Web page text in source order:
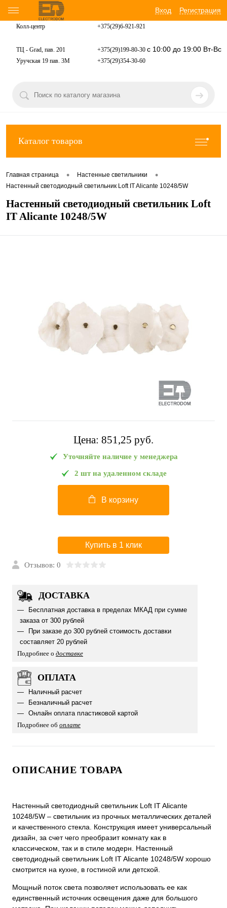
Вход Регистрация
Колл-центр +375(29)6-921-921
ТЦ - Grad, пав. 201 +375(29)199-80-30 с 10:00 до 19:00 Вт-Вс
Уручская 19 пав. 3М +375(29)354-30-60
Каталог товаров
Главная страница • Настенные светильники •
Настенный светодиодный светильник Loft IT Alicante 10248/5W
Настенный светодиодный светильник Loft
IT Alicante 10248/5W
Цена: 851,25 pуб.
Уточняйте наличие у менеджера
2 шт на удаленном складе
В корзину
Купить в 1 клик
Отзывов: 0
ДОСТАВКА
Бесплатная доставка в пределах МКАД при сумме
заказа от 300 рублей
При заказе до 300 рублей стоимость доставки
составляет 20 рублей
Подробнее о доставке
ОПЛАТА
Наличный расчет
Безналичный расчет
Онлайн оплата пластиковой картой
Подробнее об оплате
ОПИСАНИЕ ТОВАРА
Настенный светодиодный светильник Loft IT Alicante
10248/5W – светильник из прочных металлических деталей
и качественного стекла. Конструкция имеет универсальный
дизайн, за счет чего преобразит комнату как в
классическом, так и в стиле модерн. Настенный
светодиодный светильник Loft IT Alicante 10248/5W хорошо
смотрится на кухне, в гостиной или детской.
Мощный поток света позволяет использовать ее как
единственный источник освещения даже для большого